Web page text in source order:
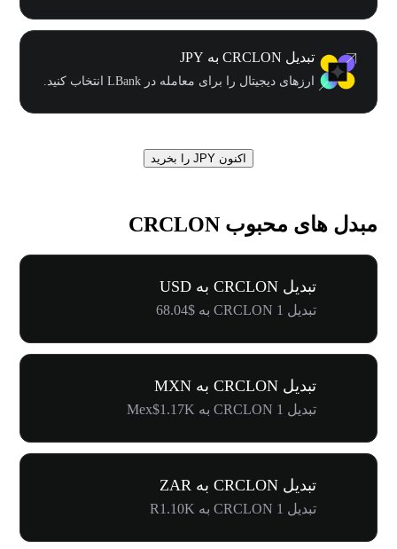
تبدیل CRCLON به JPY
ارزهای دیجیتال را برای معامله در LBank انتخاب کنید.
اکنون JPY را بخرید
مبدل های محبوب CRCLON
تبدیل CRCLON به USD
تبدیل 1 CRCLON به $68.04
تبدیل CRCLON به MXN
تبدیل 1 CRCLON به Mex$1.17K
تبدیل CRCLON به ZAR
تبدیل 1 CRCLON به R1.10K